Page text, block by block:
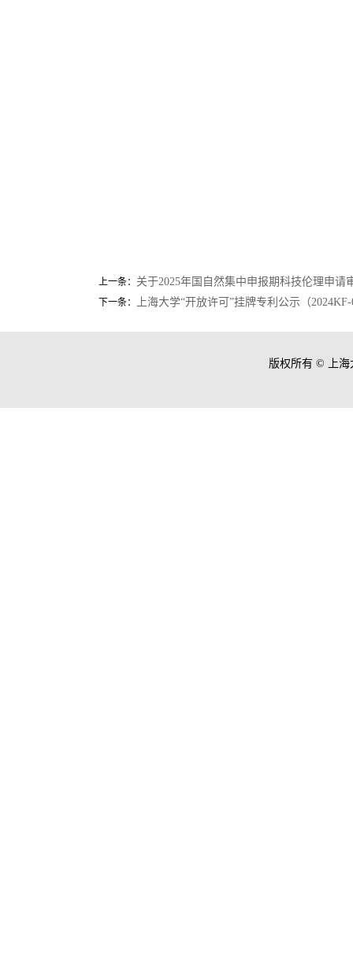
上一条： 关于2025年国自然集中申报期科技伦理申请
下一条： 上海大学“开放许可”挂牌专利公示（
版权所有 © 上海